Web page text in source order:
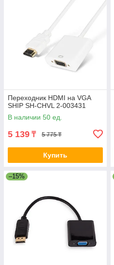
Переходник HDMI на VGA
SHIP SH-CHVL 2-003431
В наличии 50 ед.
5 139 ₸ 5 775 ₸
Купить
–15%